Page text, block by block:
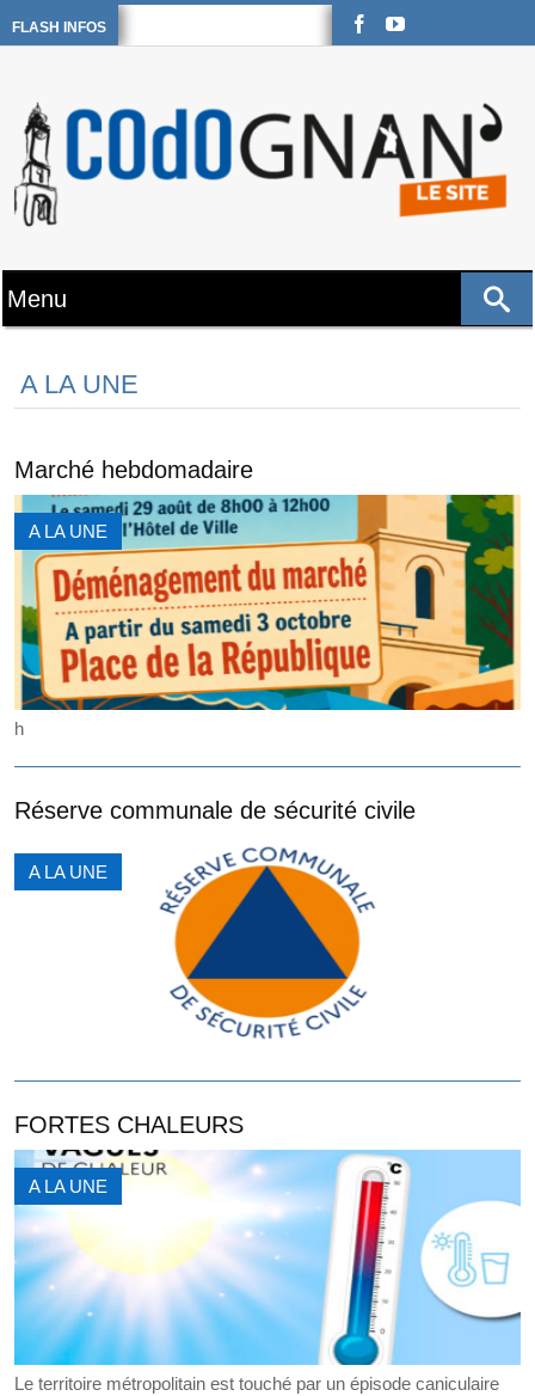
FLASH INFOS
A LA UNE
Marché hebdomadaire
A LA UNE
h
Réserve communale de sécurité civile
A LA UNE
FORTES CHALEURS
A LA UNE
Le territoire métropolitain est touché par un épisode caniculaire